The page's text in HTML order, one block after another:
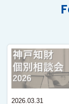
2026.03.31